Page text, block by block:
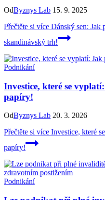
OdByznys Lab 15. 9. 2025
Přečtěte si více Dánský sen: Jak
skandinávský trh!
Podnikání
Investice, které se
papíry!
OdByznys Lab 20. 3. 2026
Přečtěte si více Investice, které
papíry!
Podnikání